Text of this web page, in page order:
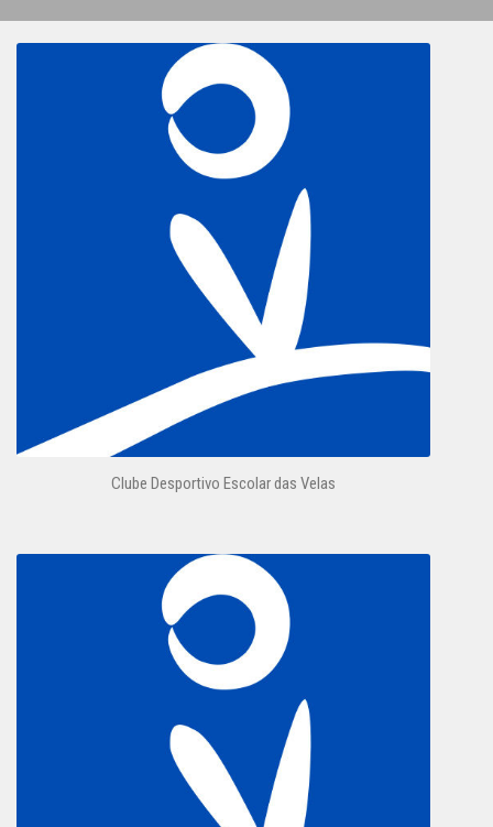
Clube Desportivo Escolar das Velas